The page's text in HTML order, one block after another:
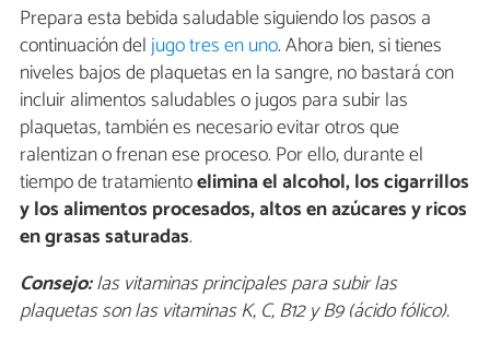
Prepara esta bebida saludable siguiendo los pasos a
continuación deljugo tres en uno. Ahora bien, si tienes
niveles bajos de plaquetas en la sangre, no bastará con
incluir alimentos saludables o jugos para subir las
plaquetas, también es necesario evitar otros que
ralentizan o frenan ese proceso. Por ello, durante el
tiempo de tratamientoelimina el alcohol, los cigarrillos
y los alimentos procesados, altos en azúcares y ricos
en grasas saturadas.
Consejo:las vitaminas principales para subir las
plaquetas son las vitaminas K, C, B12 y B9 (ácido fólico).